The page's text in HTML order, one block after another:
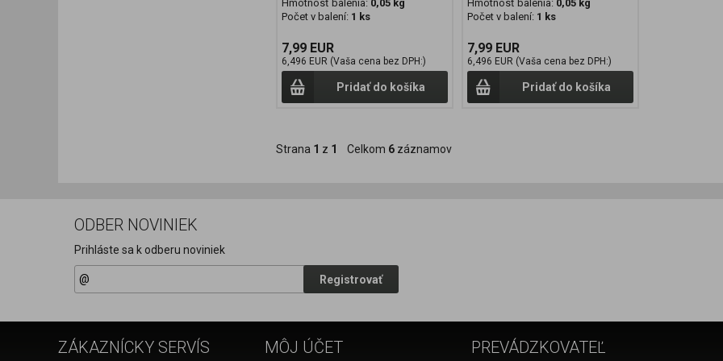
Hmotnosť balenia: 0,05 kg
Počet v balení: 1 ks
7,99 EUR
6,496 EUR (Vaša cena bez DPH:)
Pridať do košíka
Hmotnosť balenia: 0,05 kg
Počet v balení: 1 ks
7,99 EUR
6,496 EUR (Vaša cena bez DPH:)
Pridať do košíka
Strana 1 z 1 Celkom 6 záznamov
ODBER NOVINIEK
Prihláste sa k odberu noviniek
Registrovať
ZÁKAZNÍCKY SERVÍS MÔJ ÚČET PREVÁDZKOVATEĽ